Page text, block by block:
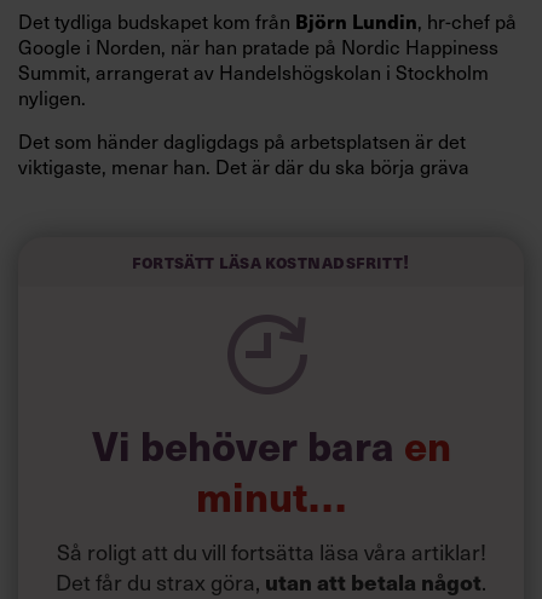
Det tydliga budskapet kom från Björn Lundin, hr-chef på
Google i Norden, när han pratade på Nordic Happiness
Summit, arrangerat av Handelshögskolan i Stockholm
nyligen.
Det som händer dagligdags på arbetsplatsen är det
viktigaste, menar han. Det är där du ska börja gräva
och höjt arbetsglädjen på Google:
Fortsätt läsa kostnadsfritt!
Vi behöver bara en
minut…
Så roligt att du vill fortsätta läsa våra artiklar!
Det får du strax göra, utan att betala något.